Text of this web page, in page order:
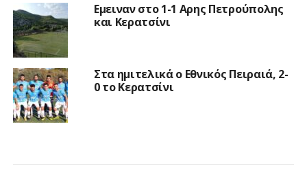
Εμειναν στο 1-1 Αρης Πετρούπολης
και Κερατσίνι
Στα ημιτελικά ο Εθνικός Πειραιά, 2-
0 το Κερατσίνι